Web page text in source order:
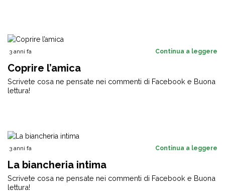
3 anni fa Continua a leggere
Coprire l’amica
Scrivete cosa ne pensate nei commenti di Facebook e Buona
lettura!
3 anni fa Continua a leggere
La biancheria intima
Scrivete cosa ne pensate nei commenti di Facebook e Buona
lettura!